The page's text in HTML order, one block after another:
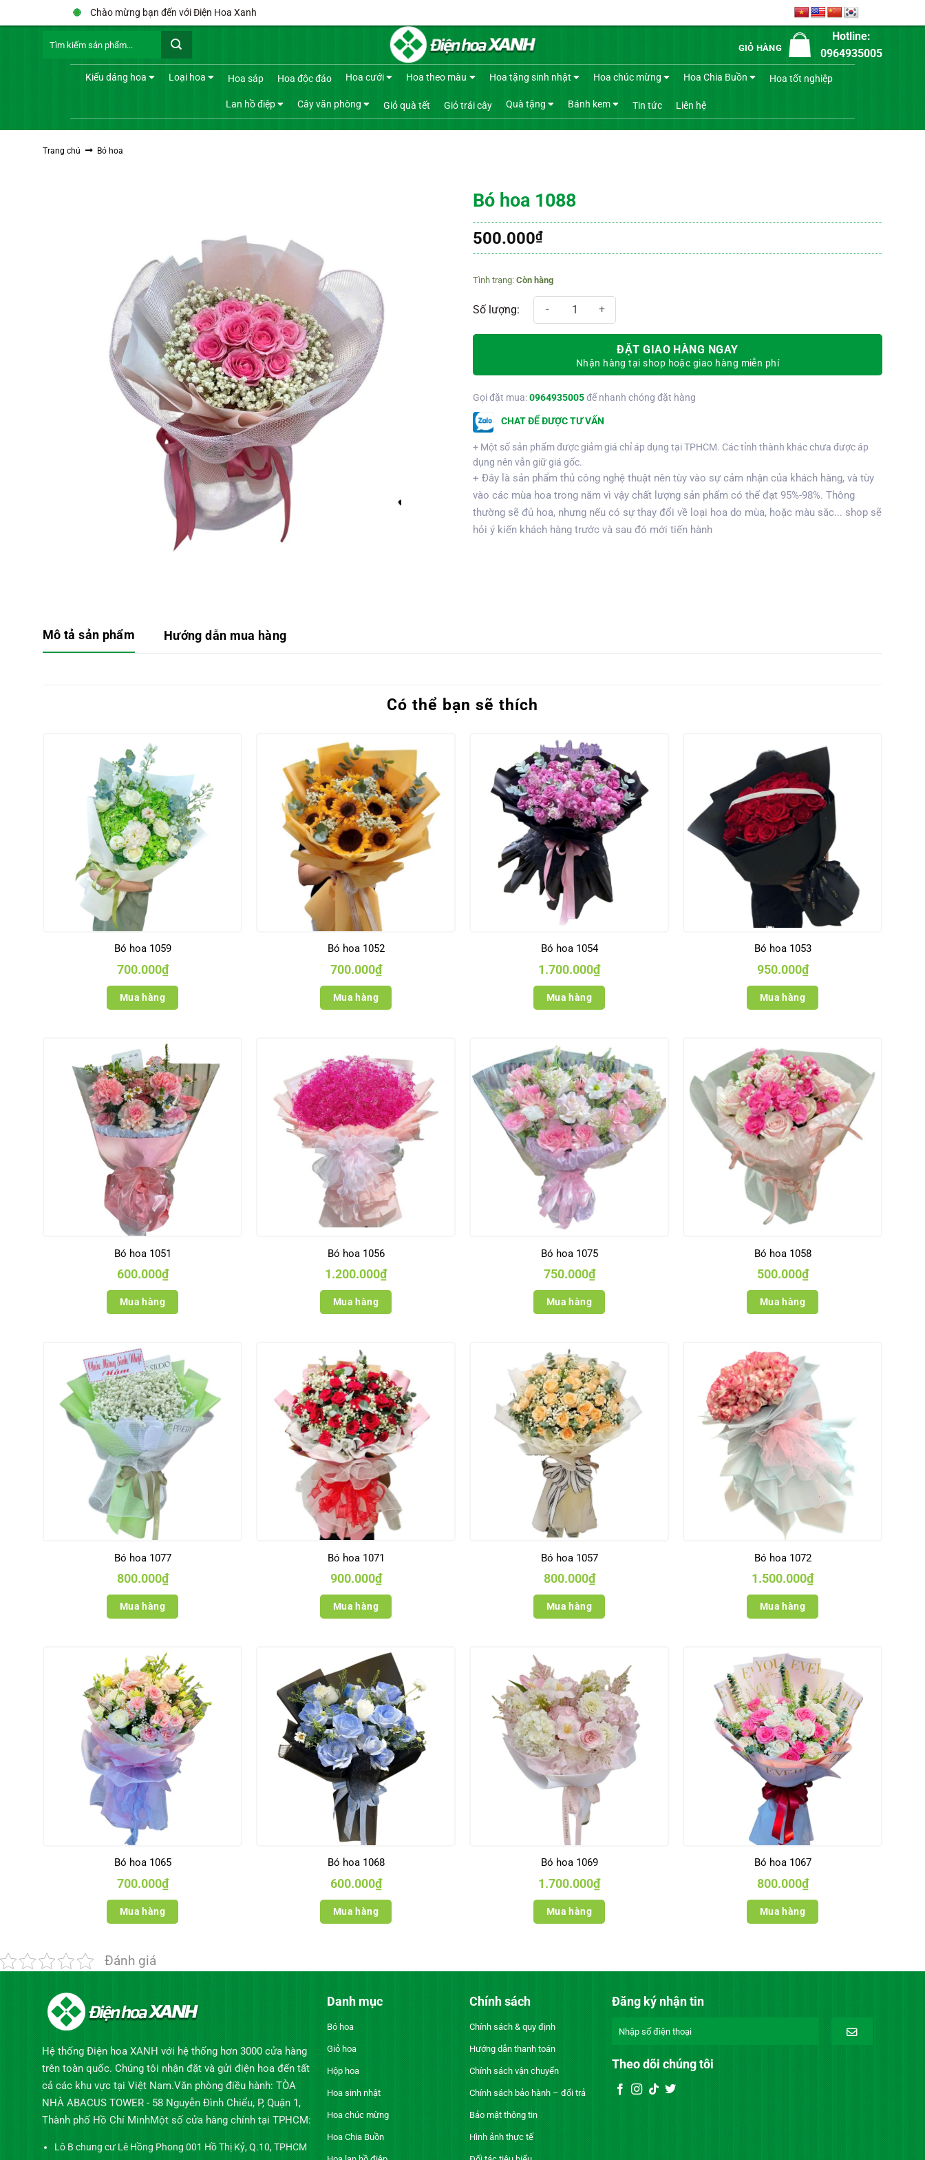
qua
Chào mừng bạn đến với Điện Hoa Xanh
kiếm:
GIỎ HÀNG
Hotline:
0964935005
Kiểu dáng hoa Loại hoa Hoa sáp Hoa độc đáo Hoa cưới Hoa theo màu Hoa tặng sinh nhật Hoa chúc mừng Hoa Chia Buồn Hoa tốt nghiệp
Lan hồ điệp Cây văn phòng Giỏ quà tết Giỏ trái cây Quà tặng Bánh kem Tin tức Liên hệ
Trang chủ Bó hoa
Bó hoa 1088
500.000₫
Còn hàng
Bó hoa 1088 số lượng
ĐẶT GIAO HÀNG NGAY
Nhận hàng tại shop hoặc giao hàng miễn phí
Gọi đặt mua:0964935005để nhanh chóng đặt hàng
CHAT ĐỂ ĐƯỢC TƯ VẤN
+ Một số sản phẩm được giảm giá chỉ áp dụng tại TPHCM. Các tỉnh thành khác chưa được áp
dụng nên vẫn giữ giá gốc.
+ Đây là sản phẩm thủ công nghệ thuật nên tùy vào sự cảm nhận của khách hàng, và tùy
vào các mùa hoa trong năm vì vậy chất lượng sản phẩm có thể đạt 95%-98%. Thông
thường sẽ đủ hoa, nhưng nếu có sự thay đổi về loại hoa do mùa, hoặc màu sắc... shop sẽ
hỏi ý kiến khách hàng trước và sau đó mới tiến hành
Mô tả sản phẩm Hướng dẫn mua hàng
Có thể bạn sẽ thích
Bó hoa 1059
700.000₫
Mua hàng
Bó hoa 1052
700.000₫
Mua hàng
Bó hoa 1054
1.700.000₫
Mua hàng
Bó hoa 1053
950.000₫
Mua hàng
Bó hoa 1051
600.000₫
Mua hàng
Bó hoa 1056
1.200.000₫
Mua hàng
Bó hoa 1075
750.000₫
Mua hàng
Bó hoa 1058
500.000₫
Mua hàng
Bó hoa 1077
800.000₫
Mua hàng
Bó hoa 1071
900.000₫
Mua hàng
Bó hoa 1057
800.000₫
Mua hàng
Bó hoa 1072
1.500.000₫
Mua hàng
Bó hoa 1065
700.000₫
Mua hàng
Bó hoa 1068
600.000₫
Mua hàng
Bó hoa 1069
1.700.000₫
Mua hàng
Bó hoa 1067
800.000₫
Mua hàng
Đánh giá
Hệ thống Điện hoa XANH với hệ thống hơn 3000 cửa hàng
trên toàn quốc. Chúng tôi nhận đặt và gửi điện hoa đến tất
cả các khu vực tại Việt Nam.Văn phòng điều hành: TÒA
NHÀ ABACUS TOWER - 58 Nguyễn Đình Chiểu, P, Quận 1,
Thành phố Hồ Chí MinhMột số cửa hàng chính tại TPHCM:
Lô B chung cư Lê Hồng Phong 001 Hồ Thị Kỷ, Q.10, TPHCM
Danh mục
Bó hoa
Giỏ hoa
Hộp hoa
Hoa sinh nhật
Hoa chúc mừng
Hoa Chia Buồn
Chính sách
Chính sách & quy định
Hướng dẫn thanh toán
Chính sách vận chuyển
Chính sách bảo hành – đổi trả
Bảo mật thông tin
Hình ảnh thực tế
Đăng ký nhận tin
Theo dõi chúng tôi